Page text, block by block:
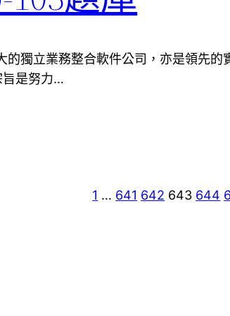
的獨立業務整合軟件公司，亦是領先的
旨是努力…
1 … 641 642 643 644